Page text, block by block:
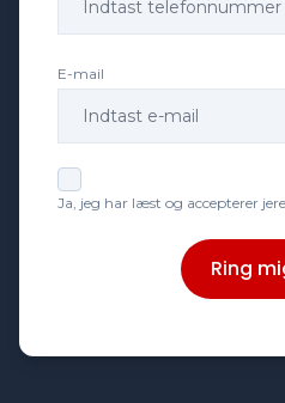
Sædevarme
Tonede ruder
Tågelygter
E-mail
Ja, jeg har læst og accepterer
Ring